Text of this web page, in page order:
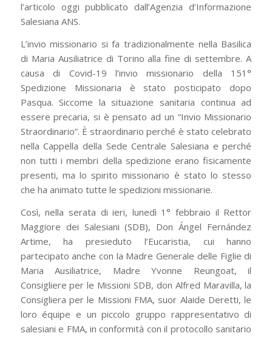
l’articolo oggi pubblicato dall’Agenzia d’Informazione
Salesiana ANS.
L’invio missionario si fa tradizionalmente nella Basilica
di Maria Ausiliatrice di Torino alla fine di settembre. A
causa di Covid-19 l’invio missionario della 151°
Spedizione Missionaria è stato posticipato dopo
Pasqua. Siccome la situazione sanitaria continua ad
essere precaria, si è pensato ad un “Invio Missionario
Straordinario”. È straordinario perché è stato celebrato
nella Cappella della Sede Centrale Salesiana e perché
non tutti i membri della spedizione erano fisicamente
presenti, ma lo spirito missionario è stato lo stesso
che ha animato tutte le spedizioni missionarie.
Così, nella serata di ieri, lunedì 1° febbraio il Rettor
Maggiore dei Salesiani (SDB), Don Ángel Fernández
Artime, ha presieduto l’Eucaristia, cui hanno
partecipato anche con la Madre Generale delle Figlie di
Maria Ausiliatrice, Madre Yvonne Reungoat, il
Consigliere per le Missioni SDB, don Alfred Maravilla, la
Consigliera per le Missioni FMA, suor Alaide Deretti, le
loro équipe e un piccolo gruppo rappresentativo di
salesiani e FMA, in conformità con il protocollo sanitario